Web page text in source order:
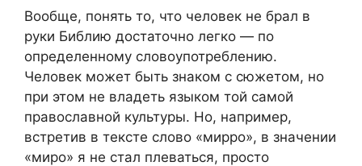
Вообще, понять то, что человек не брал в
руки Библию достаточно легко — по
определенному словоупотреблению.
Человек может быть знаком с сюжетом, но
при этом не владеть языком той самой
православной культуры. Но, например,
встретив в тексте слово «мирро», в значении
«миро» я не стал плеваться, просто